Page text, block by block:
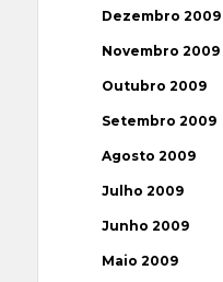
Dezembro 2009
Novembro 2009
Outubro 2009
Setembro 2009
Agosto 2009
Julho 2009
Junho 2009
Maio 2009